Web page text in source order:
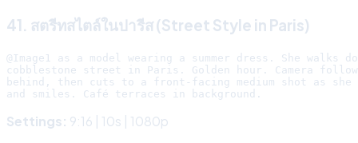
41. สตรีทสไตล์ในปารีส (Street Style in Paris)
@Image1 as a model wearing a summer dress. She walks
cobblestone street in Paris. Golden hour. Camera
behind, then cuts to a front-facing medium shot as she
Settings: 9:16 | 10s | 1080p